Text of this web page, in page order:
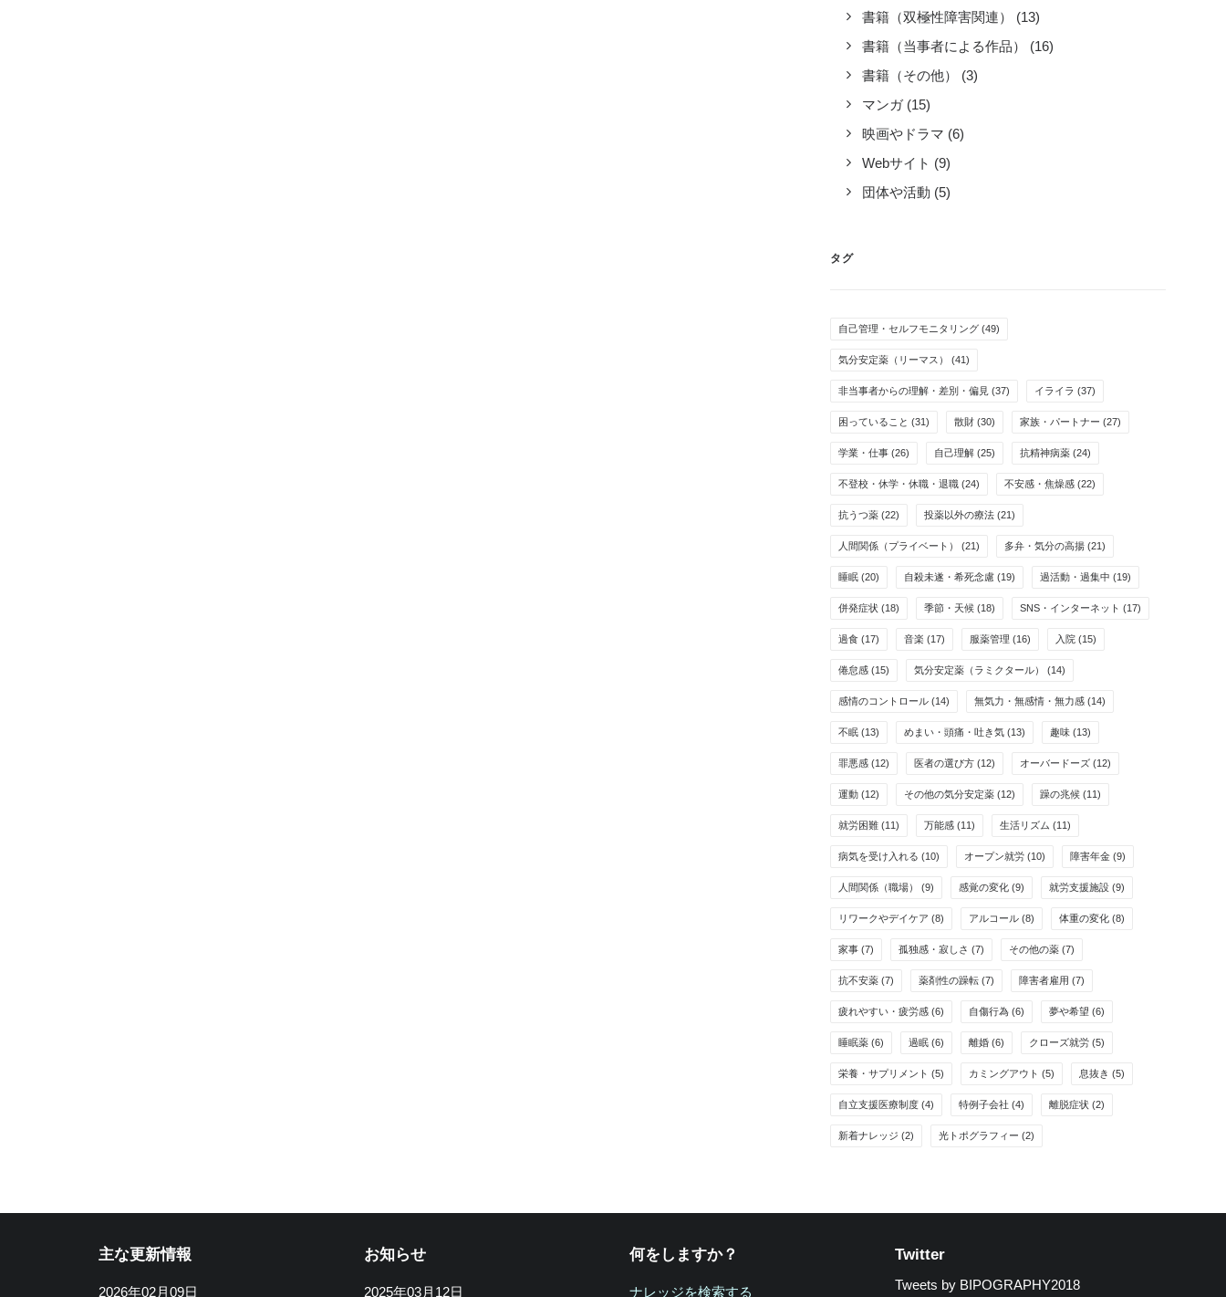
書籍（双極性障害関連）
(13)
書籍（当事者による作品）
(16)
書籍（その他）
(3)
マンガ (15)
映画やドラマ (6)
Webサイト (9)
団体や活動 (5)
タグ
自己管理・セルフモニタリング (49)
気分安定薬（リーマス） (41)
非当事者からの理解・差別・偏見 (37) イライラ (37)
困っていること (31) 散財 (30) 家族・パートナー (27)
学業・仕事 (26) 自己理解 (25) 抗精神病薬 (24)
不登校・休学・休職・退職 (24) 不安感・焦燥感 (22)
抗うつ薬 (22) 投薬以外の療法 (21)
人間関係（プライベート） (21) 多弁・気分の高揚 (21)
睡眠 (20) 自殺未遂・希死念慮 (19) 過活動・過集中 (19)
併発症状 (18) 季節・天候 (18) SNS・インターネット (17)
過食 (17) 音楽 (17) 服薬管理 (16) 入院 (15)
倦怠感 (15) 気分安定薬（ラミクタール） (14)
感情のコントロール (14) 無気力・無感情・無力感 (14)
不眠 (13) めまい・頭痛・吐き気 (13) 趣味 (13)
罪悪感 (12) 医者の選び方 (12) オーバードーズ (12)
運動 (12) その他の気分安定薬 (12) 躁の兆候 (11)
就労困難 (11) 万能感 (11) 生活リズム (11)
病気を受け入れる (10) オープン就労 (10) 障害年金 (9)
人間関係（職場） (9) 感覚の変化 (9) 就労支援施設 (9)
リワークやデイケア (8) アルコール (8) 体重の変化 (8)
家事 (7) 孤独感・寂しさ (7) その他の薬 (7)
抗不安薬 (7) 薬剤性の躁転 (7) 障害者雇用 (7)
疲れやすい・疲労感 (6) 自傷行為 (6) 夢や希望 (6)
睡眠薬 (6) 過眠 (6) 離婚 (6) クローズ就労 (5)
栄養・サプリメント (5) カミングアウト (5) 息抜き (5)
自立支援医療制度 (4) 特例子会社 (4) 離脱症状 (2)
新着ナレッジ (2) 光トポグラフィー (2)
主な更新情報
2026年02月09日
お知らせ
2025年03月12日
何をしますか？
ナレッジを検索する
Twitter
Tweets by BIPOGRAPHY2018